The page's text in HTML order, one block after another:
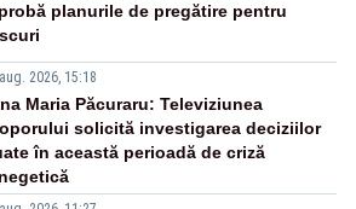
planurile de pregătire pentru
2026, 15:18
Maria Păcuraru: Televiziunea
solicită investigarea deciziilor
în această perioadă de criză